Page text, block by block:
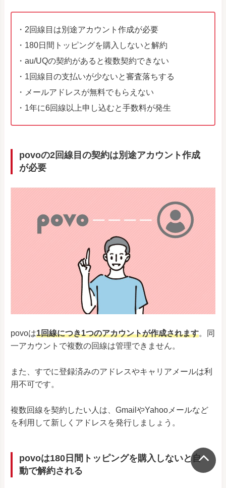
・2回線目は別途アカウント作成が必要
・180日間トッピングを購入しないと解約
・au/UQの契約があると複数契約できない
・1回線目の支払いが少ないと審査落ちする
・メールアドレスが無料でもらえない
・1年に6回線以上申し込むと手数料が発生
povoの2回線目の契約は別途アカウント作成
が必要
povoは1回線につき1つのアカウントが作成されます。同
一アカウントで複数の回線は管理できません。
また、すでに登録済みのアドレスやキャリアメールは利
用不可です。
複数回線を契約したい人は、GmailやYahooメールなど
を利用して新しくアドレスを発行しましょう。
povoは180日間トッピングを購入しないと自
動で解約される